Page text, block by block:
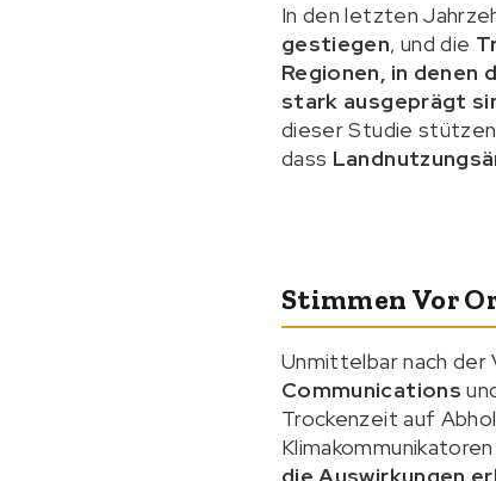
In den letzten
gestiegen, und die
Regionen, in denen
stark ausgeprägt
dieser Studie stützen
dass
Stimmen Vor
Unmittelbar nach
Communications
Trockenzeit auf